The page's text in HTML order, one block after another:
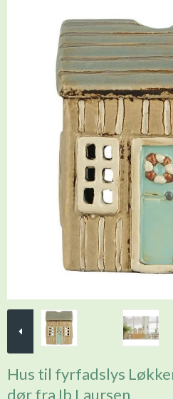
Hus til fyrfadslys
dør fra Ib Laursen